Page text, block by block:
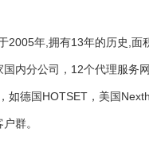
2005年,拥有13年的历史,
内分公司，12个代理服务
如德国HOTSET，美国
群。